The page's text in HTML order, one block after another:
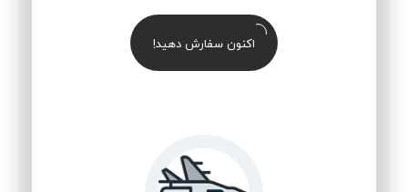
اکنون سفارش دهید!